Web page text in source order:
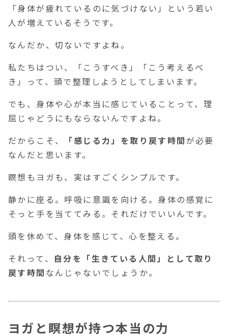
「身体が疲れているのに気づけない」という若い
人が増えているそうです。
なんだか、切ないですよね。
私たちはつい、「こうすべき」「こう考えるべ
き」って、頭で整理しようとしてしまいます。
でも、身体や心が本当に感じていることって、理
屈じゃどうにもならないんですよね。
だからこそ、 「感じる力」を取り戻す時間 が必要
なんだと思います。
瞑想もヨガも、実はすごくシンプルです。
静かに座る。呼吸に意識を向ける。身体の感覚に
そっと手を当ててみる。それだけでいいんです。
頭を休めて、身体を感じて、心を整える。
それって、
自分を「生きている人間」として取り
戻す時間 なんじゃないでしょうか。
ヨガと瞑想が持つ本当の力